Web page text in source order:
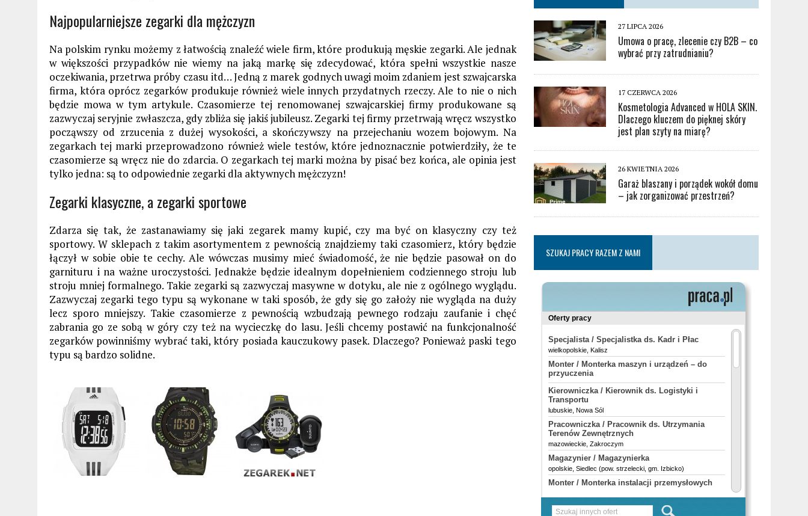
Najpopularniejsze zegarki dla mężczyzn
Na polskim rynku możemy z łatwością znaleźć wiele firm, które produkują męskie zegarki. Ale jednak
w większości przypadków nie wiemy na jaką markę się zdecydować, która spełni wszystkie nasze
oczekiwania, przetrwa próby czasu itd… Jedną z marek godnych uwagi moim zdaniem jest szwajcarska
firma, która oprócz zegarków produkuje również wiele innych przydatnych rzeczy. Ale to nie o nich
będzie mowa w tym artykule. Czasomierze tej renomowanej szwajcarskiej firmy produkowane są
zazwyczaj seryjnie zwłaszcza, gdy zbliża się jakiś jubileusz. Zegarki tej firmy przetrwają wręcz wszystko
począwszy od zrzucenia z dużej wysokości, a skończywszy na przejechaniu wozem bojowym. Na
zegarkach tej marki przeprowadzono również wiele testów, które jednoznacznie potwierdziły, że te
czasomierze są wręcz nie do zdarcia. O zegarkach tej marki można by pisać bez końca, ale opinia jest
tylko jedna: są to odpowiednie zegarki dla aktywnych mężczyzn!
Zegarki klasyczne, a zegarki sportowe
Zdarza się tak, że zastanawiamy się jaki zegarek mamy kupić, czy ma być on klasyczny czy też
sportowy. W sklepach z takim asortymentem z pewnością znajdziemy taki czasomierz, który będzie
łączył w sobie obie te cechy. Ale wówczas musimy mieć świadomość, że nie będzie pasował on do
garnituru i na ważne uroczystości. Jednakże będzie idealnym dopełnieniem codziennego stroju lub
stroju mniej formalnego. Takie zegarki są zazwyczaj masywne w dotyku, ale nie z ogólnego wyglądu.
Zazwyczaj zegarki tego typu są wykonane w taki sposób, że gdy się go założy nie wygląda na duży
lecz sporo mniejszy. Takie czasomierze z pewnością wzbudzają pewnego rodzaju zaufanie i chęć
zabrania go ze sobą w góry czy też na wycieczkę do lasu. Jeśli chcemy postawić na funkcjonalność
zegarków powinniśmy wybrać taki, który posiada kauczukowy pasek. Dlaczego? Ponieważ paski tego
typu są bardzo solidne.
27 LIPCA 2026
Umowa o pracę, zlecenie czy B2B – co
wybrać przy zatrudnianiu?
17 CZERWCA 2026
Kosmetologia Advanced w HOLA SKIN.
Dlaczego kluczem do pięknej skóry
jest plan szyty na miarę?
26 KWIETNIA 2026
Garaż blaszany i porządek wokół domu
– jak zorganizować przestrzeń?
SZUKAJ PRACY RAZEM Z NAMI